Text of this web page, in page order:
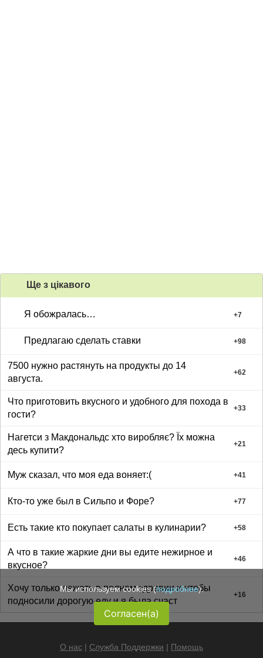
Ще з цiкавого
Я обожралась… +7
Предлагаю сделать ставки +98
7500 нужно растянуть на продукты до 14
августа.
+62
Что приготовить вкусного и удобного для похода в
гости?
+33
Нагетси з Макдональдс хто виробляє? Їх можна
десь купити?
+21
Муж сказал, что моя еда воняет:( +41
Кто-то уже был в Сильпо и Форе? +77
Есть такие кто покупает салаты в кулинарии? +58
А что в такие жаркие дни вы едите нежирное и
вкусное?
+46
Хочу только лежать в полном здравии и чтобы
подносили дорогую еду и я была счаст
+16
О нас | Служба Поддержки | Помощь
Мы используем cookies (подробнее).
Согласен(а)